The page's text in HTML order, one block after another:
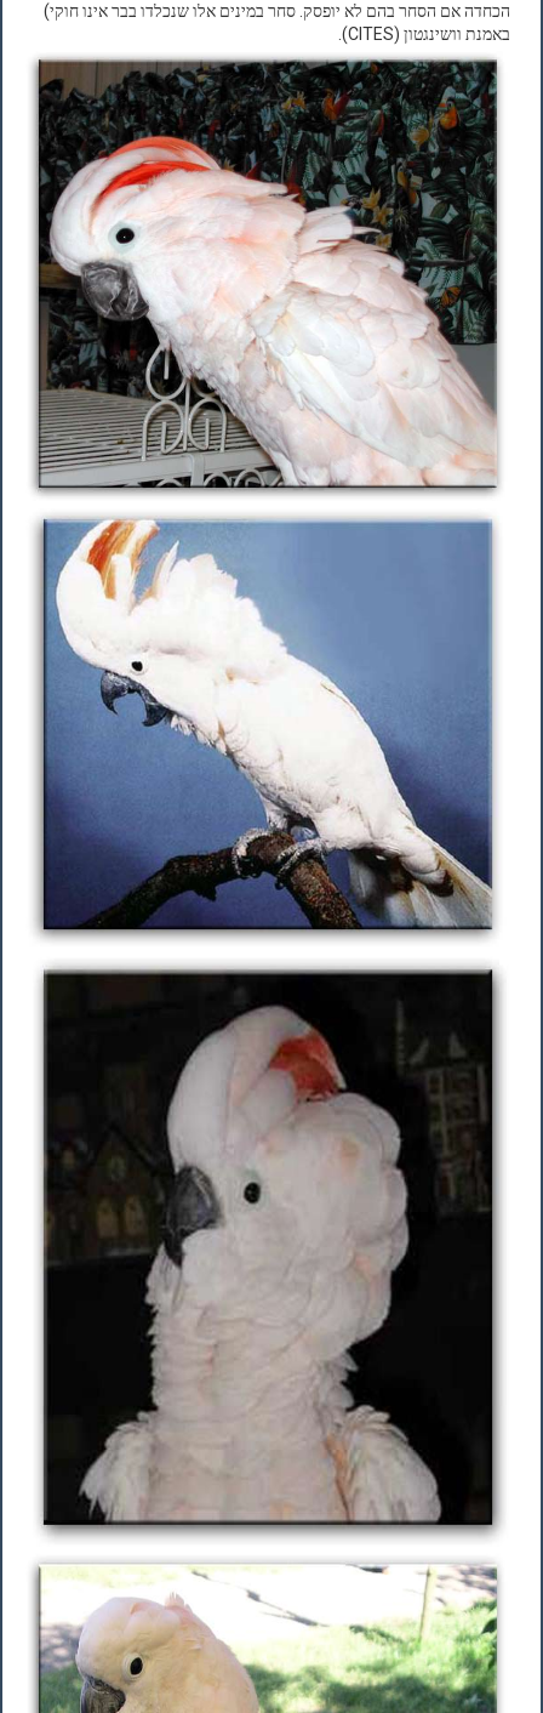
הכחדה אם הסחר בהם לא יופסק. סחר במינים אלו שנכלדו בבר אינו חוקי)
באמנת וושינגטון (CITES).